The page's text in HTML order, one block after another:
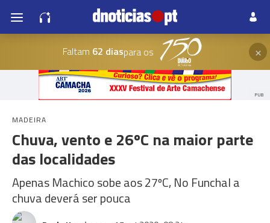
Faltam 62 diaspara os ×
PUB
MADEIRA
Chuva, vento e 26ºC na maior parte
das localidades
Apenas Machico sobe aos 27ºC, No Funchal a
chuva deverá ser pouca